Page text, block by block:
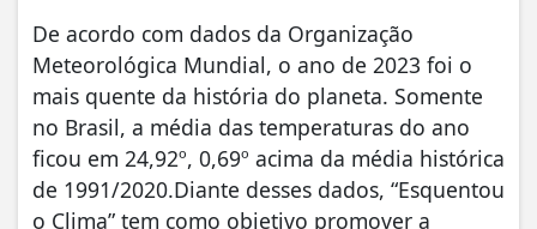
De acordo com dados da Organização
Meteorológica Mundial, o ano de 2023 foi o
mais quente da história do planeta. Somente
no Brasil, a média das temperaturas do ano
ficou em 24,92º, 0,69º acima da média histórica
de 1991/2020.Diante desses dados, “Esquentou
o Clima” tem como objetivo promover a